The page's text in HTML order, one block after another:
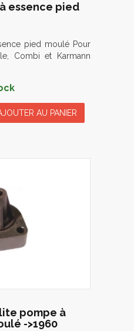
essence pied
pied moulé Pour
Combi et Karmann
AU PANIER
pompe à
->1960